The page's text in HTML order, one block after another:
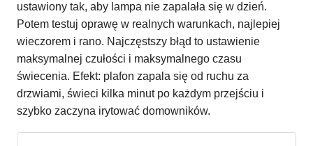
ustawiony tak, aby lampa nie zapalała się w dzień.
Potem testuj oprawę w realnych warunkach, najlepiej
wieczorem i rano. Najczęstszy błąd to ustawienie
maksymalnej czułości i maksymalnego czasu
świecenia. Efekt: plafon zapala się od ruchu za
drzwiami, świeci kilka minut po każdym przejściu i
szybko zaczyna irytować domowników.